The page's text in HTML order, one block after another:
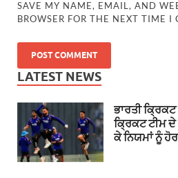
SAVE MY NAME, EMAIL, AND
BROWSER FOR THE NEXT TIME I
LATEST NEWS
ਭਾਰਤੀ
ਕ੍ਰਿਕਟ ਟੀਮ ਦੇ
ਕੇ ਨਿਯਮਾਂ ਨੂੰ